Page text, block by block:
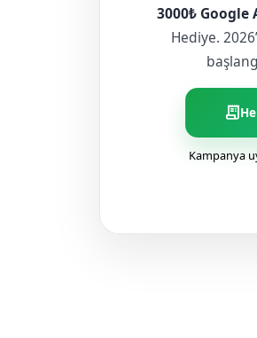
3000₺ Google
Hediye.
receipt_long
Kampanya